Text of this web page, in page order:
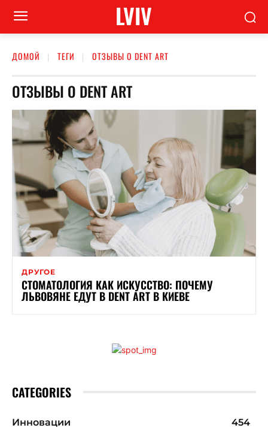
LVIV
ДОМОЙ ТЕГИ ОТЗЫВЫ О DENT ART
ОТЗЫВЫ О DENT ART
ДРУГОЕ
СТОМАТОЛОГИЯ КАК ИСКУССТВО: ПОЧЕМУ
ЛЬВОВЯНЕ ЕДУТ В DENT ART В КИЕВЕ
CATEGORIES
Инновации
454